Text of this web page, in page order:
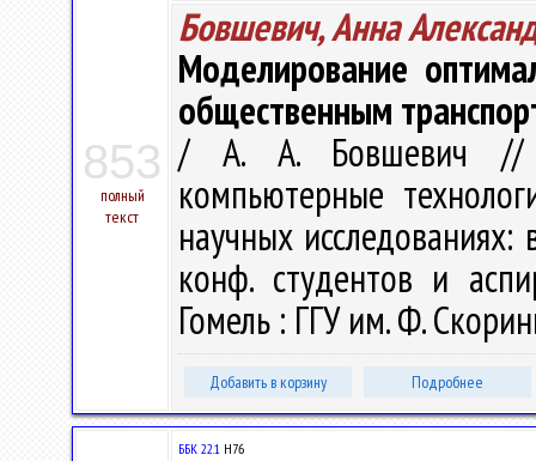
853
полный
текст
Бовшевич, Анна
Моделирование
общественным
/ А. А. Бовшевич //
компьютерные
научных
конф. студентов и
Гомель : ГГУ им. Ф.
Добавить в корзину Подробнее
ББК 22.1 H76